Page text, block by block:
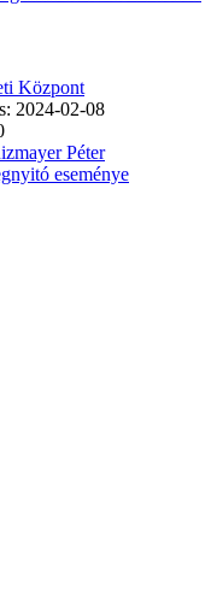
Központ
2024-02-08
Péter
eseménye